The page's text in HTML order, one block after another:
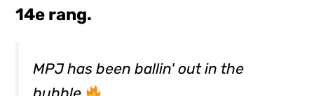
14e rang.
MPJ has been ballin' out in the